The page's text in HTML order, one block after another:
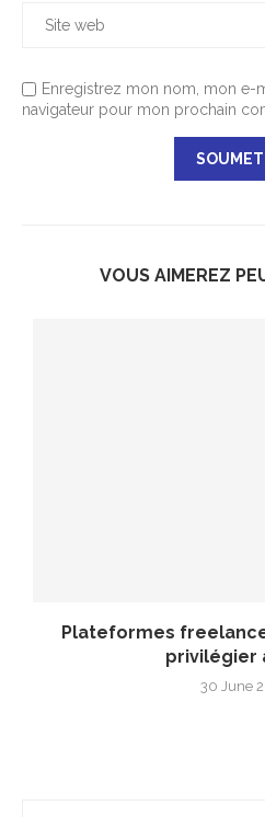
Enregistrez mon nom, mon e-
navigateur pour mon prochain
VOUS AIMEREZ
Plateformes
privilégier
30 June